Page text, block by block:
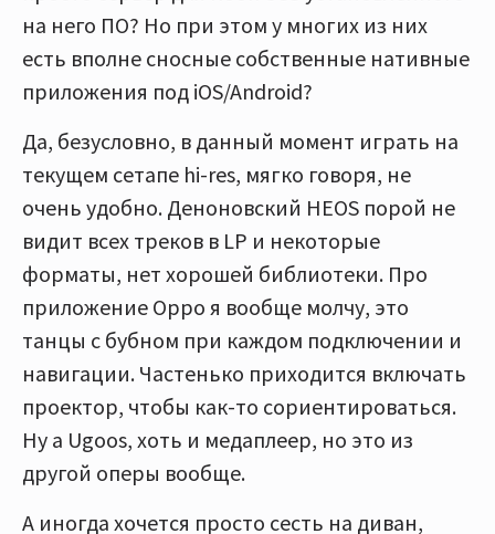
на него ПО? Но при этом у многих из них
есть вполне сносные собственные нативные
приложения под iOS/Android?
Да, безусловно, в данный момент играть на
текущем сетапе hi-res, мягко говоря, не
очень удобно. Деноновский HEOS порой не
видит всех треков в LP и некоторые
форматы, нет хорошей библиотеки. Про
приложение Oppo я вообще молчу, это
танцы с бубном при каждом подключении и
навигации. Частенько приходится включать
проектор, чтобы как-то сориентироваться.
Ну а Ugoos, хоть и медаплеер, но это из
другой оперы вообще.
А иногда хочется просто сесть на диван,